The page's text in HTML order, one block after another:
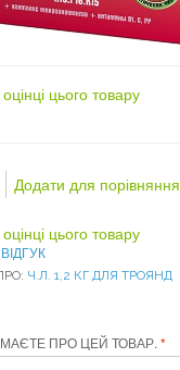
цього товару
Додати для порівняння
цього товару
Ч.Л. 1,2 КГ ДЛЯ ТРОЯНД
ПРО ЦЕЙ ТОВАР.